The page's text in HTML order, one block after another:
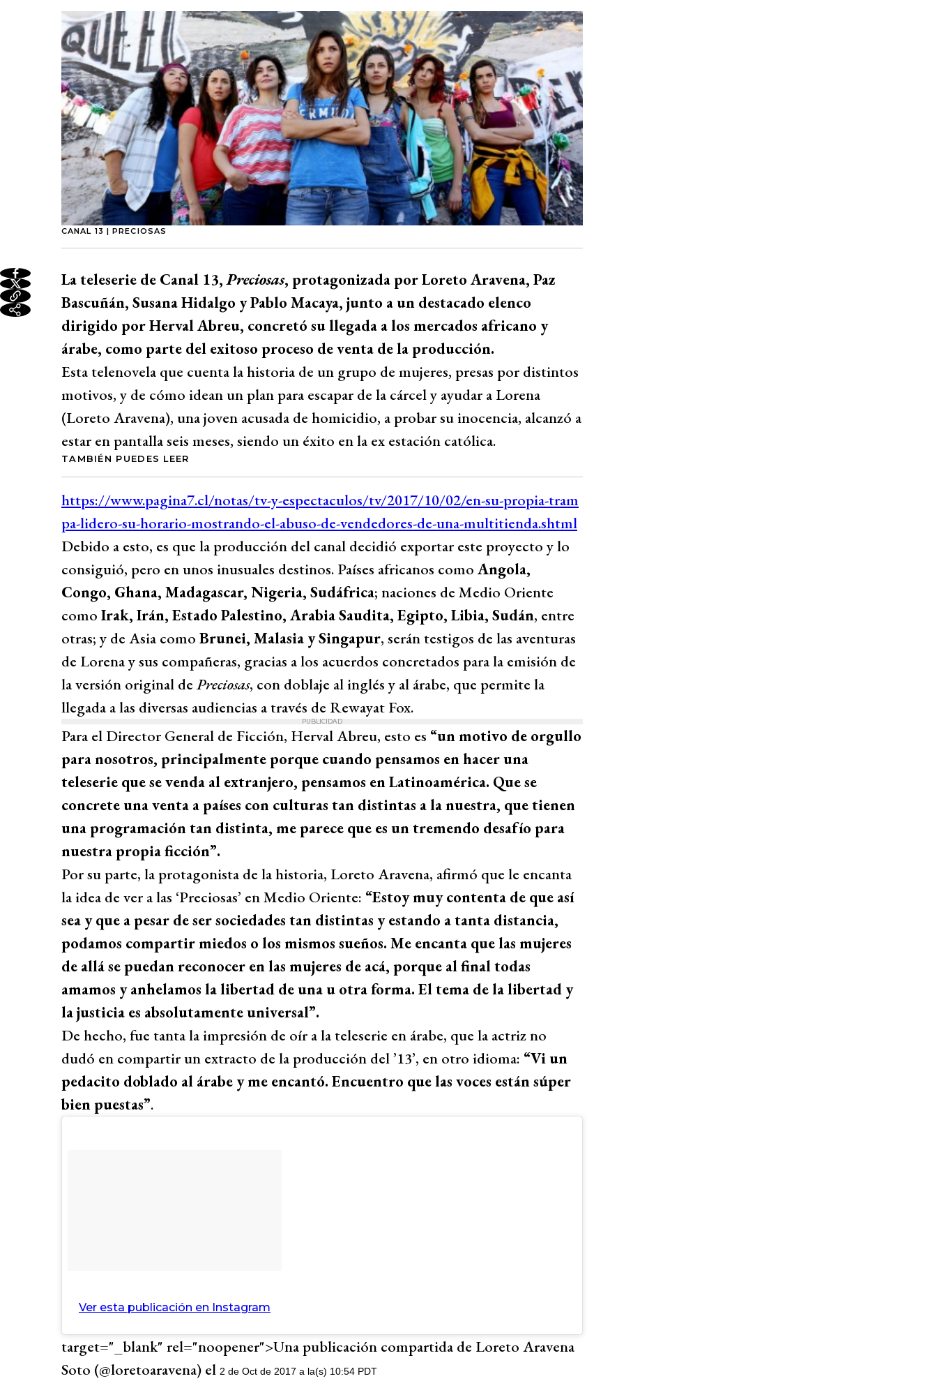
CANAL 13 | PRECIOSAS
La teleserie de Canal 13,Preciosas, protagonizada por Loreto Aravena, Paz
Bascuñán, Susana Hidalgo y Pablo Macaya, junto a un destacado elenco
dirigido por Herval Abreu, concretó su llegada a los mercados africano y
árabe, como parte del exitoso proceso de venta de la producción.
Esta telenovela que cuenta la historia de un grupo de mujeres, presas por distintos
motivos, y de cómo idean un plan para escapar de la cárcel y ayudar a Lorena
(Loreto Aravena), una joven acusada de homicidio, a probar su inocencia, alcanzó a
estar en pantalla seis meses, siendo un éxito en la ex estación católica.
TAMBIÉN PUEDES LEER
Debido a esto, es que la producción del canal decidió exportar este proyecto y lo
consiguió, pero en unos inusuales destinos. Países africanos como Angola,
Congo, Ghana, Madagascar, Nigeria, Sudáfrica; naciones de Medio Oriente
como Irak, Irán, Estado Palestino, Arabia Saudita, Egipto, Libia, Sudán, entre
otras; y de Asia como Brunei, Malasia y Singapur, serán testigos de las aventuras
de Lorena y sus compañeras, gracias a los acuerdos concretados para la emisión de
la versión original de Preciosas, con doblaje al inglés y al árabe, que permite la
llegada a las diversas audiencias a través de Rewayat Fox.
PUBLICIDAD
Para el Director General de Ficción, Herval Abreu, esto es “un motivo de orgullo
para nosotros, principalmente porque cuando pensamos en hacer una
teleserie que se venda al extranjero, pensamos en Latinoamérica. Que se
concrete una venta a países con culturas tan distintas a la nuestra, que tienen
una programación tan distinta, me parece que es un tremendo desafío para
nuestra propia ficción”.
Por su parte, la protagonista de la historia, Loreto Aravena, afirmó que le encanta
la idea de ver a las ‘Preciosas’ en Medio Oriente: “Estoy muy contenta de que así
sea y que a pesar de ser sociedades tan distintas y estando a tanta distancia,
podamos compartir miedos o los mismos sueños. Me encanta que las mujeres
de allá se puedan reconocer en las mujeres de acá, porque al final todas
amamos y anhelamos la libertad de una u otra forma. El tema de la libertad y
la justicia es absolutamente universal”.
De hecho, fue tanta la impresión de oír a la teleserie en árabe, que la actriz no
dudó en compartir un extracto de la producción del ’13’, en otro idioma: “Vi un
pedacito doblado al árabe y me encantó. Encuentro que las voces están súper
bien puestas”.
Ver esta publicación en Instagram
target="_blank" rel="noopener">Una publicación compartida de Loreto Aravena
Soto (@loretoaravena) el 2 de Oct de 2017 a la(s) 10:54 PDT